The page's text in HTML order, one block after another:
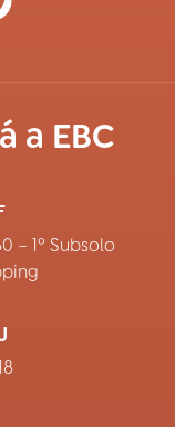
a EBC
– 1º Subsolo